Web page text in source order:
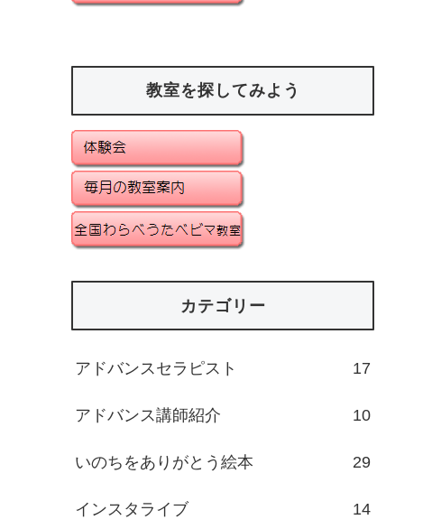
教室を探してみよう
カテゴリー
アドバンスセラピスト 17
アドバンス講師紹介 10
いのちをありがとう絵本 29
インスタライブ 14